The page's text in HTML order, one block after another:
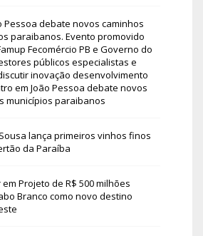
Pessoa debate novos caminhos
paraibanos. Evento promovido
Fecomércio PB e Governo do
públicos especialistas e
inovação desenvolvimento
em João Pessoa debate novos
municípios paraibanos
Sousa lança primeiros vinhos finos
da Paraíba
em Projeto de R$ 500 milhões
Branco como novo destino